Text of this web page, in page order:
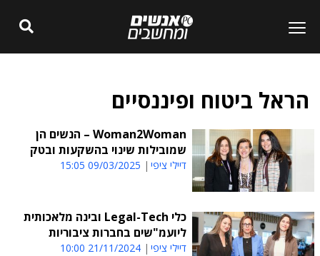
הראל ביטוח ופיננסיים
Woman2Woman – הנשים הן
שמובילות שינוי בהשקעות ובטק
דיילי ציפי 09/03/2025 15:05
כלי Legal-Tech ובינה מלאכותית
ליועמ"שים בחברות ציבוריות
דיילי ציפי 21/11/2024 10:00